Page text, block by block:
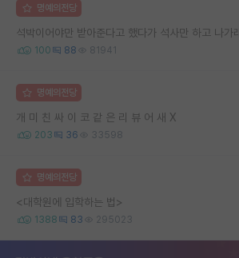
명예의전당
석박이어야만 받아준다고 했다가 석사만 하고 나가래
100 88 81941
명예의전당
개 미 친 싸 이 코 같 은 리 뷰 어 새 X
203 36 33598
명예의전당
<대학원에 입학하는 법>
1388 83 295023